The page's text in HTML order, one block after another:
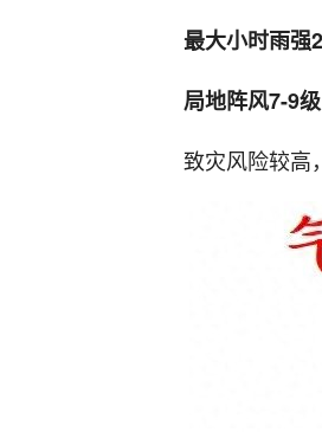
最大小时雨强
局地阵风7-9
致灾风险较高